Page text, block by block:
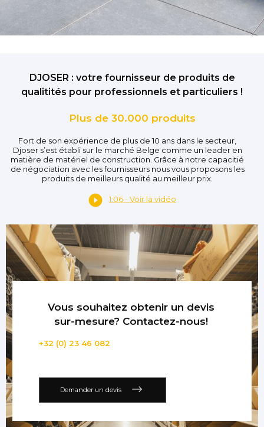
DJOSER : votre fournisseur de produits de
qualitités pour professionnels et particuliers !
Plus de 30.000 produits
Fort de son expérience de plus de 10 ans dans le secteur,
Djoser s’est établi sur le marché Belge comme un leader en
matière de matériel de construction. Grâce à notre capacitié
de négociation avec les fournisseurs nous vous proposons les
produits de meilleurs qualité au meilleur prix.
1:06 - Voir la vidéo
Vous souhaitez obtenir un devis
sur-mesure? Contactez-nous!
+32 (0) 23 46 082
Demander un devis